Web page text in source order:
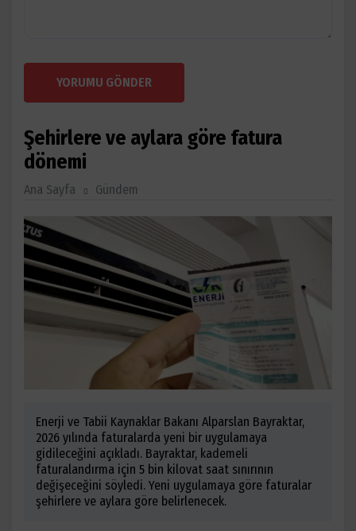
YORUMU GÖNDER
Şehirlere ve aylara göre fatura
dönemi
Ana Sayfa Gündem
Enerji ve Tabii Kaynaklar Bakanı Alparslan Bayraktar,
2026 yılında faturalarda yeni bir uygulamaya
gidileceğini açıkladı. Bayraktar, kademeli
faturalandırma için 5 bin kilovat saat sınırının
değişeceğini söyledi. Yeni uygulamaya göre faturalar
şehirlere ve aylara göre belirlenecek.